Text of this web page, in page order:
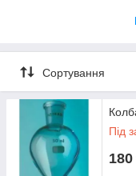
Горловина колби зі
50
100
Сортування
Під
180